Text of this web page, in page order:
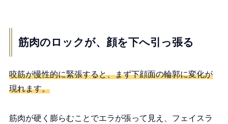
筋肉のロックが、顔を下へ引っ張る
咬筋が慢性的に緊張すると、まず下顔面の輪郭に変化が
現れます。
筋肉が硬く膨らむことでエラが張って見え、フェイスラ